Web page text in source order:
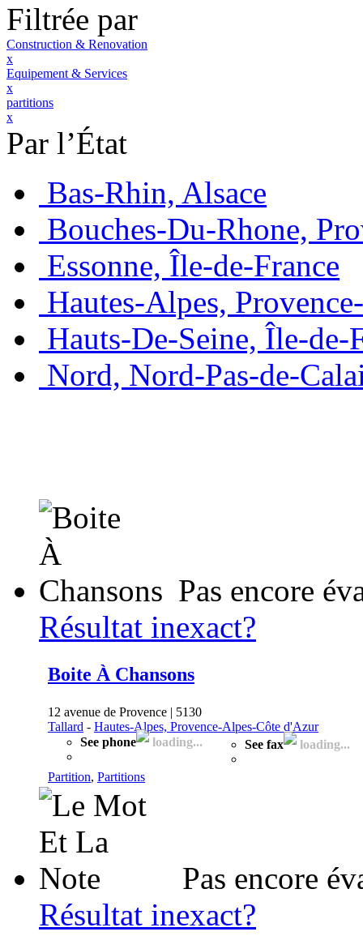
Filtrée par
Construction & Renovation
x
Equipement & Services
x
partitions
x
Par l’État
Bas-Rhin, Alsace
Bouches-Du-Rhone,
Essonne, Île-de-France
Hautes-Alpes,
Hauts-De-Seine, Île-de-
Nord, Nord-Pas-de-
Pas encore
Résultat inexact?
Boite À Chansons
12 avenue de Provence | 5130
Tallard - Hautes-Alpes, Provence-Alpes-Côte d'Azur
See phone
loading... See fax loading...
Partition, Partitions
Pas encore
Résultat inexact?